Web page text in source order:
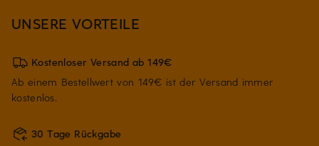
UNSERE VORTEILE
Kostenloser Versand ab 149€
Ab einem Bestellwert von 149€ ist der Versand immer
kostenlos.
30 Tage Rückgabe